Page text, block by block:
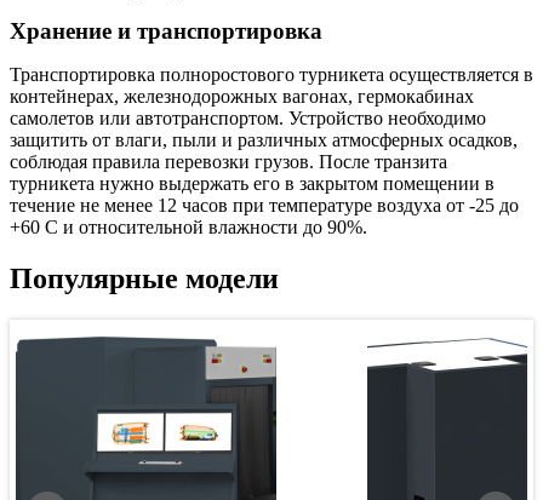
Хранение и транспортировка
Транспортировка полноростового турникета осуществляется в
контейнерах, железнодорожных вагонах, гермокабинах
самолетов или автотранспортом. Устройство необходимо
защитить от влаги, пыли и различных атмосферных осадков,
соблюдая правила перевозки грузов. После транзита
турникета нужно выдержать его в закрытом помещении в
течение не менее 12 часов при температуре воздуха от -25 до
+60 С и относительной влажности до 90%.
Популярные модели